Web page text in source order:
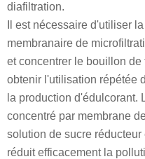
diafiltration.
Il est nécessaire d'utiliser
membranaire de
et concentrer le bouillon
obtenir l'utilisation répétée
la production d'édulcorant.
concentré par membrane
solution de sucre
réduit efficacement la